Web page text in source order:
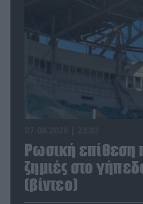
Ρωσική επίθεση
ζημιές στο
(βίντεο)